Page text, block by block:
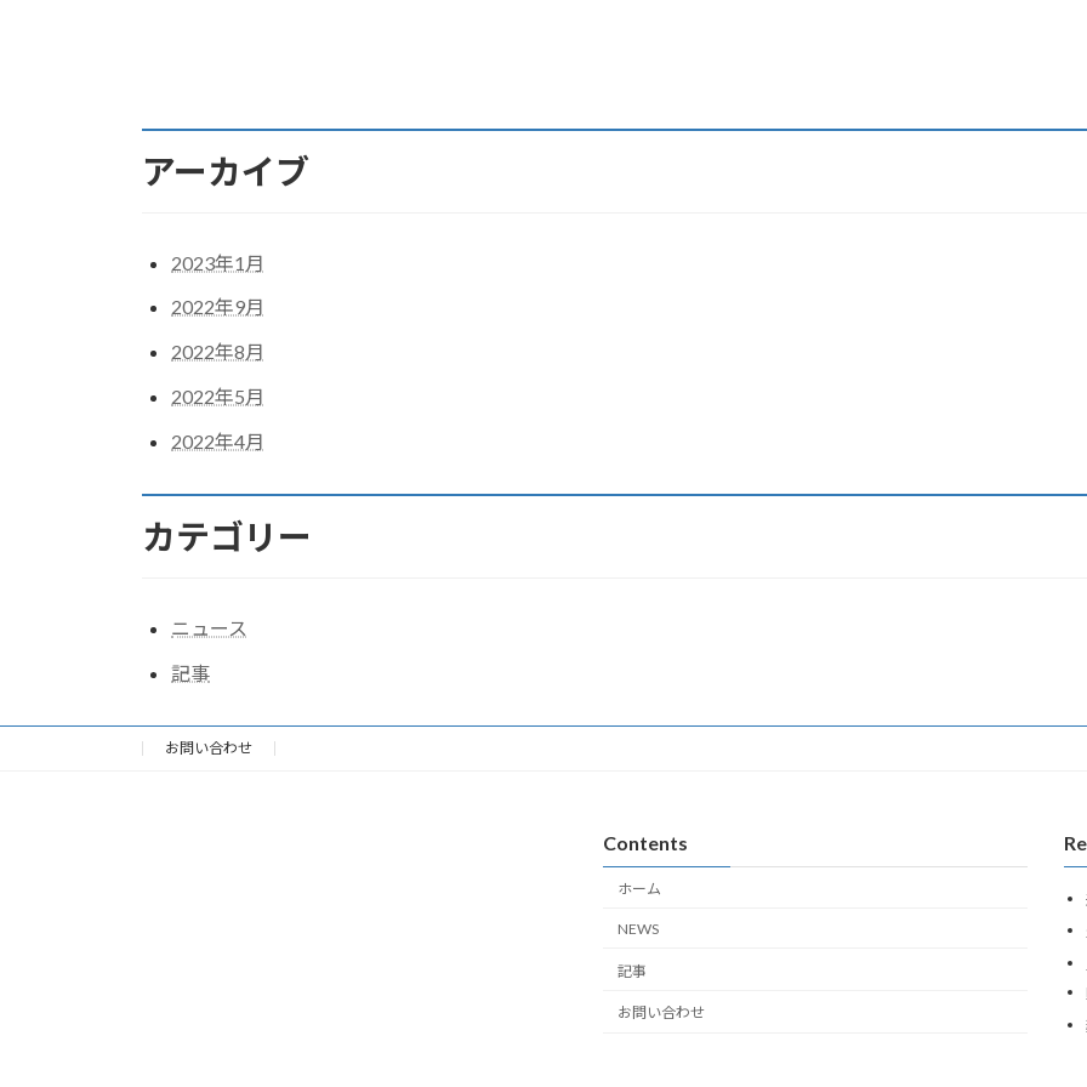
アーカイブ
2023年1月
2022年9月
2022年8月
2022年5月
2022年4月
カテゴリー
ニュース
記事
お問い合わせ
Contents
ホーム
NEWS
記事
お問い合わせ